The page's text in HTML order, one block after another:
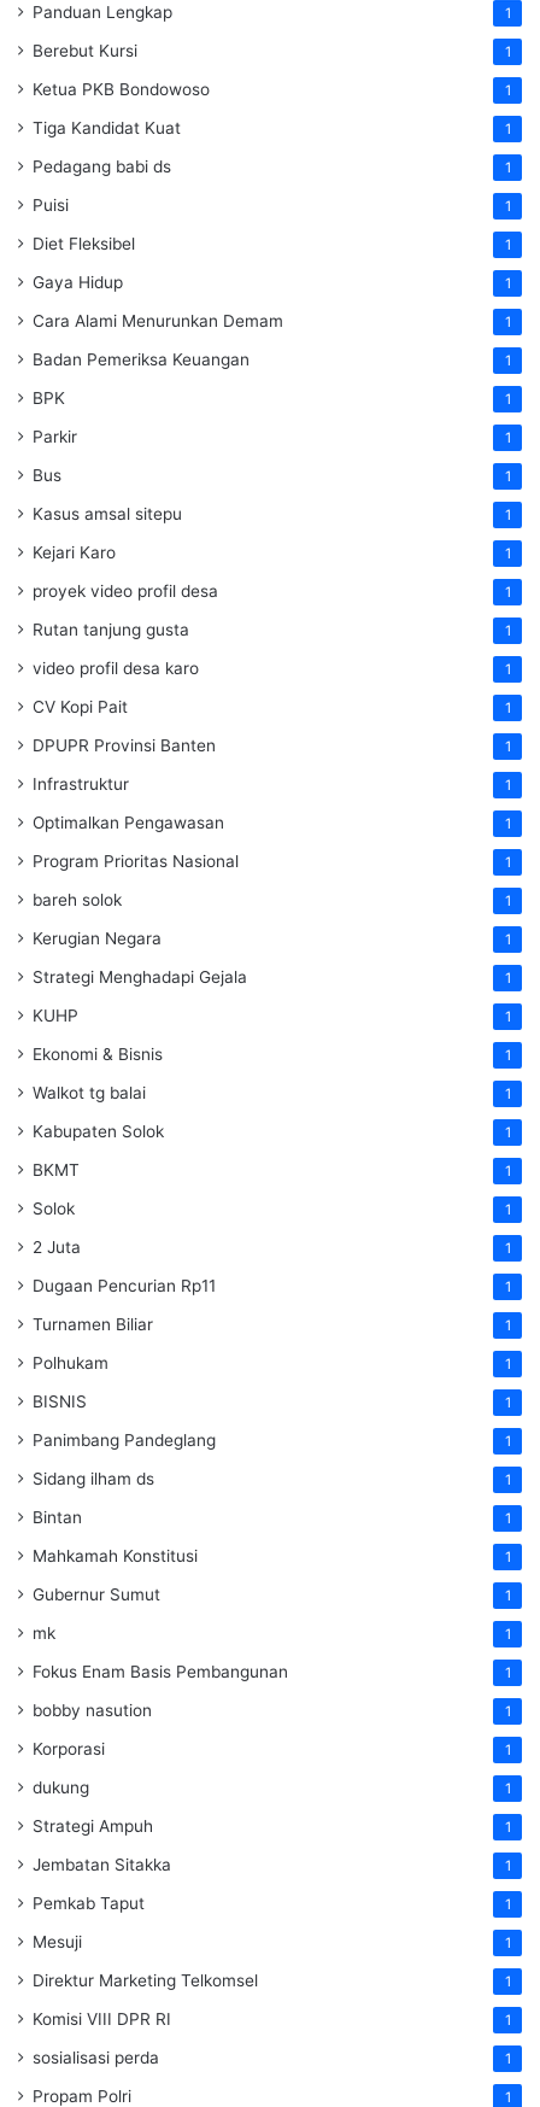
Panduan Lengkap 1
Berebut Kursi 1
Ketua PKB Bondowoso 1
Tiga Kandidat Kuat 1
Pedagang babi ds 1
Puisi 1
Diet Fleksibel 1
Gaya Hidup 1
Cara Alami Menurunkan Demam 1
Badan Pemeriksa Keuangan 1
BPK 1
Parkir 1
Bus 1
Kasus amsal sitepu 1
Kejari Karo 1
proyek video profil desa 1
Rutan tanjung gusta 1
video profil desa karo 1
CV Kopi Pait 1
DPUPR Provinsi Banten 1
Infrastruktur 1
Optimalkan Pengawasan 1
Program Prioritas Nasional 1
bareh solok 1
Kerugian Negara 1
Strategi Menghadapi Gejala 1
KUHP 1
Ekonomi & Bisnis 1
Walkot tg balai 1
Kabupaten Solok 1
BKMT 1
Solok 1
2 Juta 1
Dugaan Pencurian Rp11 1
Turnamen Biliar 1
Polhukam 1
BISNIS 1
Panimbang Pandeglang 1
Sidang ilham ds 1
Bintan 1
Mahkamah Konstitusi 1
Gubernur Sumut 1
mk 1
Fokus Enam Basis Pembangunan 1
bobby nasution 1
Korporasi 1
dukung 1
Strategi Ampuh 1
Jembatan Sitakka 1
Pemkab Taput 1
Mesuji 1
Direktur Marketing Telkomsel 1
Komisi VIII DPR RI 1
sosialisasi perda 1
Propam Polri 1